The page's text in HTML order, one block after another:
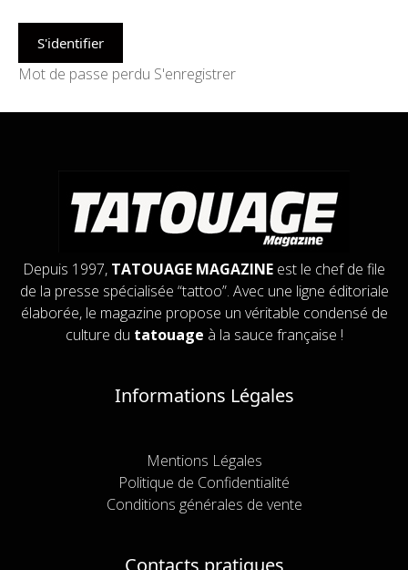
Mot de passe perdu S'enregistrer
Depuis 1997, TATOUAGE MAGAZINE est le chef de file
de la presse spécialisée “tattoo”. Avec une ligne éditoriale
élaborée, le magazine propose un véritable condensé de
culture du tatouage à la sauce française !
Informations Légales
Mentions Légales
Politique de Confidentialité
Conditions générales de vente